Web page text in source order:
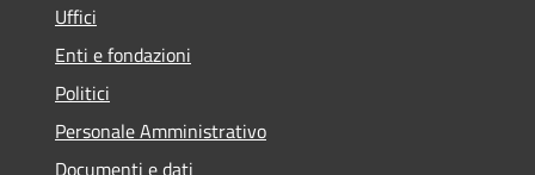
Uffici
Enti e fondazioni
Politici
Personale Amministrativo
Documenti e dati